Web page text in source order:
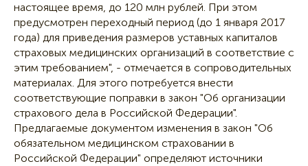
настоящее время, до 120 млн рублей. При этом
предусмотрен переходный период (до 1 января 2017
года) для приведения размеров уставных капиталов
страховых медицинских организаций в соответствие с
этим требованием", - отмечается в сопроводительных
материалах. Для этого потребуется внести
соответствующие поправки в закон "Об организации
страхового дела в Российской Федерации".
Предлагаемые документом изменения в закон "Об
обязательном медицинском страховании в
Российской Федерации" определяют источники